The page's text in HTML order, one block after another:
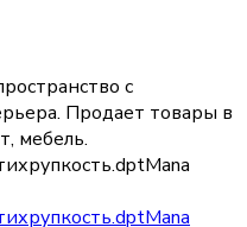
с
Продает товары в
мебель.
.dptMana
.dptMana